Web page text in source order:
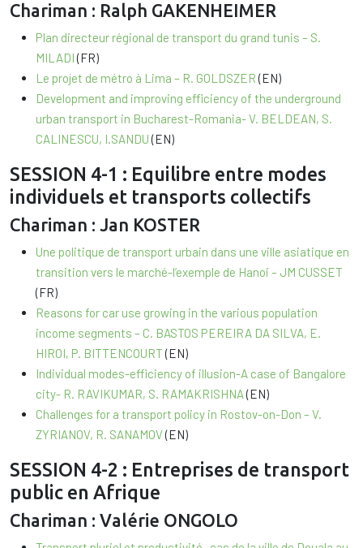
Chariman : Ralph GAKENHEIMER
Plan directeur régional de transport du grand tunis – S.
MILADI(FR)
Le projet de métro à Lima – R. GOLDSZER(EN)
Development and improving efficiency of the underground
urban transport in Bucharest-Romania- V. BELDEAN, S.
CALINESCU, I.SANDU(EN)
SESSION 4-1 : Equilibre entre modes
individuels et transports collectifs
Chariman : Jan KOSTER
Une politique de transport urbain dans une ville asiatique en
transition vers le marché-l’exemple de Hanoi – JM CUSSET
(FR)
Reasons for car use growing in the various population
income segments – C. BASTOS PEREIRA DA SILVA, E.
HIROI, P. BITTENCOURT(EN)
Individual modes-efficiency of illusion-A case of Bangalore
city- R. RAVIKUMAR, S. RAMAKRISHNA(EN)
Challenges for a transport policy in Rostov-on-Don – V.
ZYRIANOV, R. SANAMOV(EN)
SESSION 4-2 : Entreprises de transport
public en Afrique
Chariman : Valérie ONGOLO